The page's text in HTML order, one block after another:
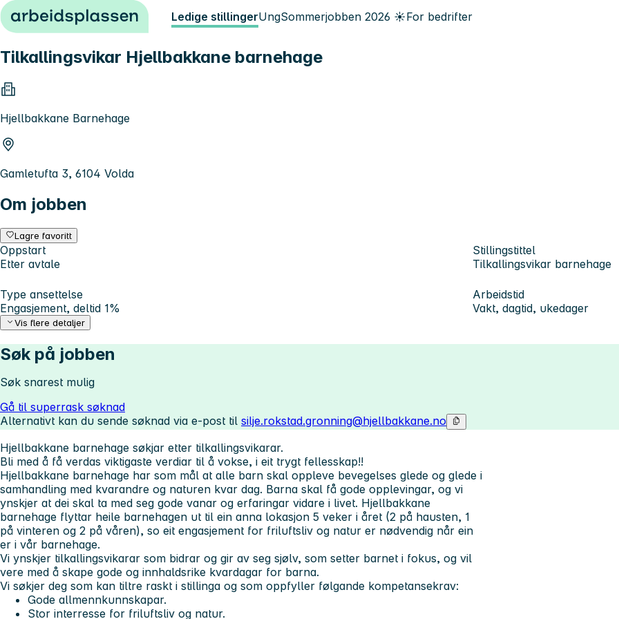
Hopp til innhold Ledige stillingerUngSommerjobben 2026 ☀️For bedrifter
Tilkallingsvikar Hjellbakkane barnehage
Hjellbakkane Barnehage
Gamletufta 3, 6104 Volda
Om jobben
Lagre favoritt
Oppstart
Etter avtale
Stillingstittel
Tilkallingsvikar barnehage
Type ansettelse
Engasjement, deltid 1%
Arbeidstid
Vakt, dagtid, ukedager
Vis flere detaljer
Søk på jobben
Søk snarest mulig
Gå til superrask søknad
Alternativt kan du sende søknad via e-post til silje.rokstad.gronning@hjellbakkane.no
Hjellbakkane barnehage søkjar etter tilkallingsvikarar.
Bli med å få verdas viktigaste verdiar til å vokse, i eit trygt fellesskap!!
Hjellbakkane barnehage har som mål at alle barn skal oppleve bevegelses glede og glede i
samhandling med kvarandre og naturen kvar dag. Barna skal få gode opplevingar, og vi
ynskjer at dei skal ta med seg gode vanar og erfaringar vidare i livet. Hjellbakkane
barnehage flyttar heile barnehagen ut til ein anna lokasjon 5 veker i året (2 på hausten, 1
på vinteren og 2 på våren), so eit engasjement for friluftsliv og natur er nødvendig når ein
er i vår barnehage.
Vi ynskjer tilkallingsvikarar som bidrar og gir av seg sjølv, som setter barnet i fokus, og vil
vere med å skape gode og innhaldsrike kvardagar for barna.
Vi søkjer deg som kan tiltre raskt i stillinga og som oppfyller følgande kompetansekrav:
Gode allmennkunnskapar.
Stor interresse for friluftsliv og natur.